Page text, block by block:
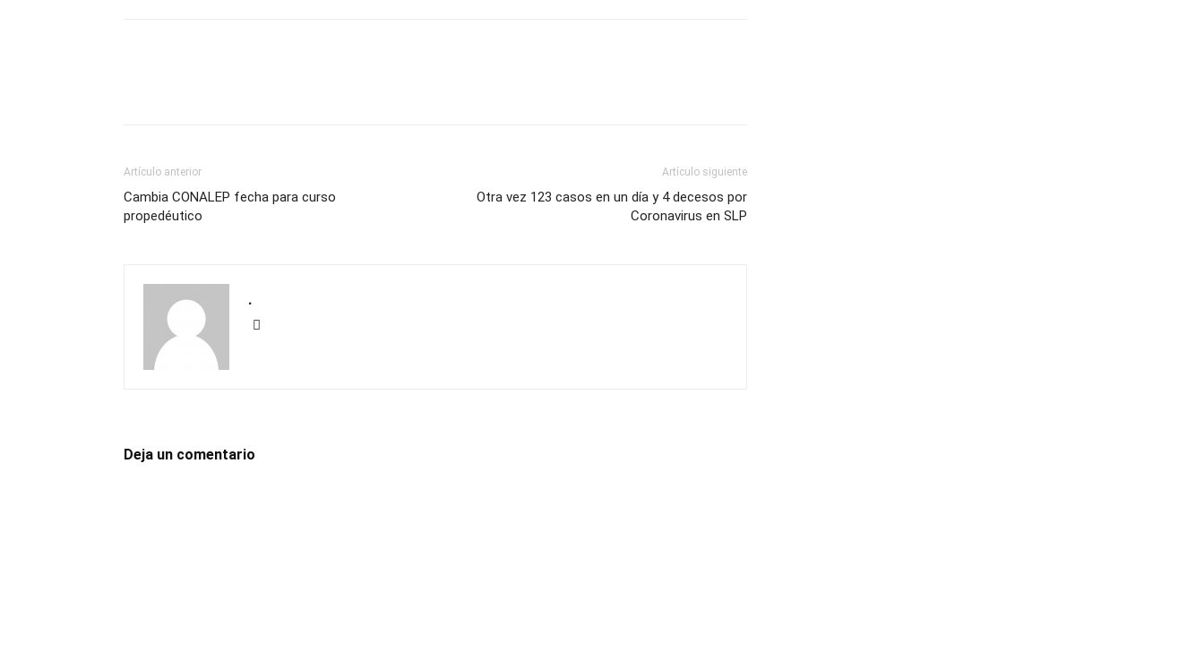
Artículo anterior
Cambia CONALEP fecha para curso
propedéutico
Artículo siguiente
Otra vez 123 casos en un día y 4 decesos por
Coronavirus en SLP
.
Deja un comentario